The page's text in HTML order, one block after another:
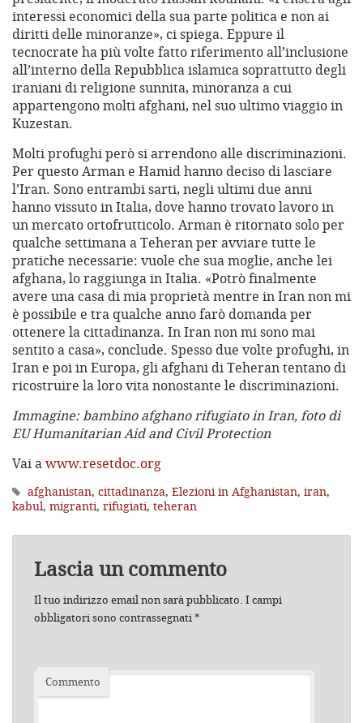
interessi economici della sua parte politica e non ai
diritti delle minoranze», ci spiega. Eppure il
tecnocrate ha più volte fatto riferimento all’inclusione
all’interno della Repubblica islamica soprattutto degli
iraniani di religione sunnita, minoranza a cui
appartengono molti afghani, nel suo ultimo viaggio in
Kuzestan.
Molti profughi però si arrendono alle discriminazioni.
Per questo Arman e Hamid hanno deciso di lasciare
l’Iran. Sono entrambi sarti, negli ultimi due anni
hanno vissuto in Italia, dove hanno trovato lavoro in
un mercato ortofrutticolo. Arman è ritornato solo per
qualche settimana a Teheran per avviare tutte le
pratiche necessarie: vuole che sua moglie, anche lei
afghana, lo raggiunga in Italia. «Potrò finalmente
avere una casa di mia proprietà mentre in Iran non mi
è possibile e tra qualche anno farò domanda per
ottenere la cittadinanza. In Iran non mi sono mai
sentito a casa», conclude. Spesso due volte profughi, in
Iran e poi in Europa, gli afghani di Teheran tentano di
ricostruire la loro vita nonostante le discriminazioni.
Immagine: bambino afghano rifugiato in Iran, foto di
EU Humanitarian Aid and Civil Protection
Vai awww.resetdoc.org
afghanistan, cittadinanza, Elezioni in Afghanistan, iran,
kabul, migranti, rifugiati, teheran
Lascia un commento
Il tuo indirizzo email non sarà pubblicato. I campi
obbligatori sono contrassegnati*
Commento